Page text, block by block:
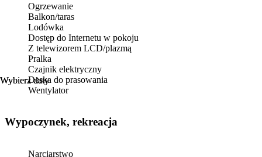
Wybierz daty
Wybierz daty
Ogrzewanie
Balkon/taras
Lodówka
Dostęp do Internetu w pokoju
Z telewizorem LCD/plazmą
Pralka
Czajnik elektryczny
Deska do prasowania
Wentylator
Wypoczynek, rekreacja
Narciarstwo